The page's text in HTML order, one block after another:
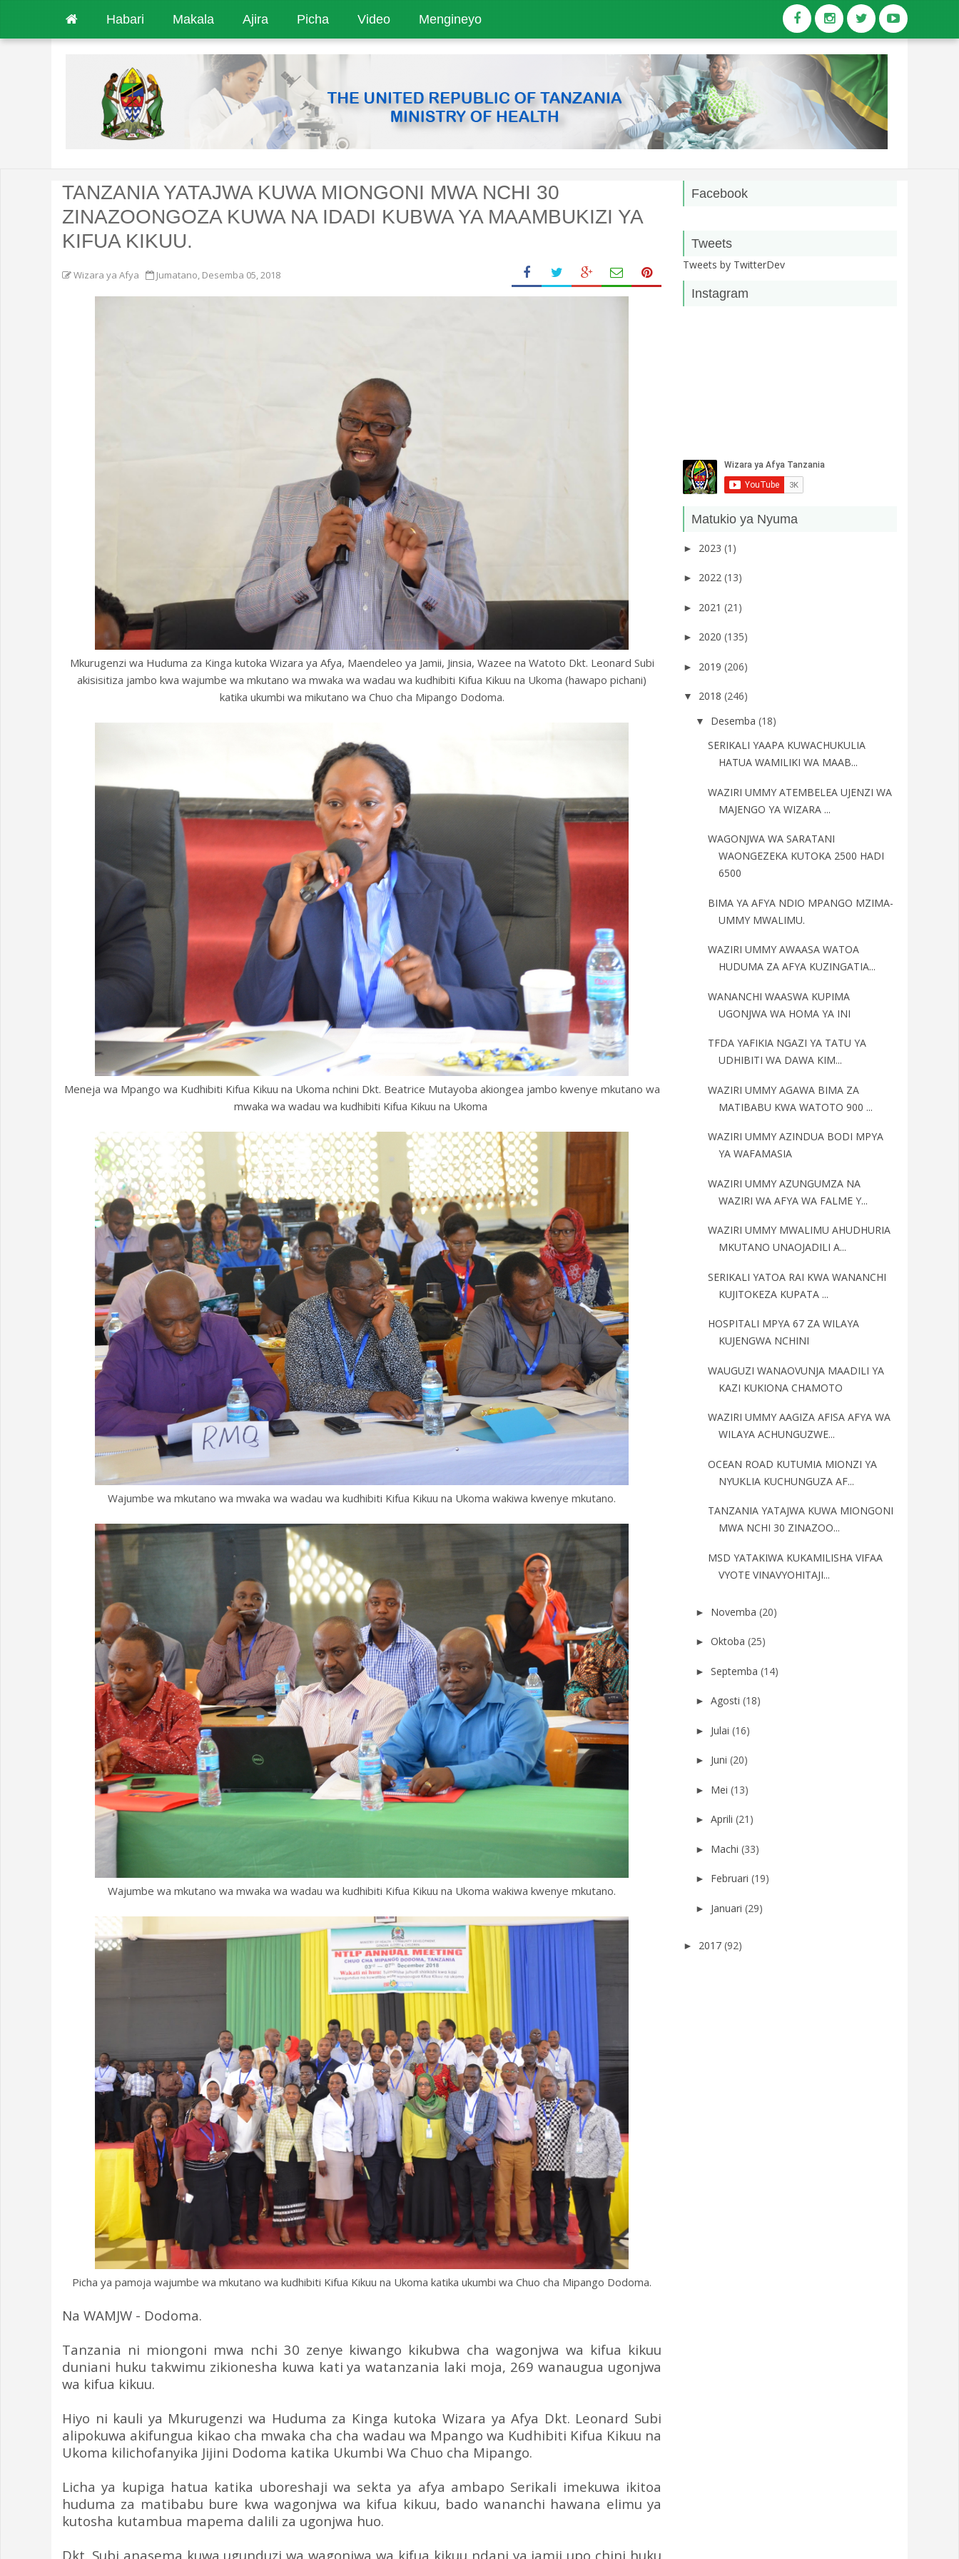
Habari Makala Ajira Picha Video Mengineyo
TANZANIA YATAJWA KUWA MIONGONI MWA NCHI 30
ZINAZOONGOZA KUWA NA IDADI KUBWA YA MAAMBUKIZI YA
KIFUA KIKUU.
Wizara ya Afya Jumatano, Desemba 05, 2018
Mkurugenzi wa Huduma za Kinga kutoka Wizara ya Afya, Maendeleo ya Jamii, Jinsia, Wazee na Watoto Dkt. Leonard Subi
akisisitiza jambo kwa wajumbe wa mkutano wa mwaka wa wadau wa kudhibiti Kifua Kikuu na Ukoma (hawapo pichani)
katika ukumbi wa mikutano wa Chuo cha Mipango Dodoma.
Meneja wa Mpango wa Kudhibiti Kifua Kikuu na Ukoma nchini Dkt. Beatrice Mutayoba akiongea jambo kwenye mkutano wa
mwaka wa wadau wa kudhibiti Kifua Kikuu na Ukoma
Wajumbe wa mkutano wa mwaka wa wadau wa kudhibiti Kifua Kikuu na Ukoma wakiwa kwenye mkutano.
Wajumbe wa mkutano wa mwaka wa wadau wa kudhibiti Kifua Kikuu na Ukoma wakiwa kwenye mkutano.
Picha ya pamoja wajumbe wa mkutano wa kudhibiti Kifua Kikuu na Ukoma katika ukumbi wa Chuo cha Mipango Dodoma.
Na WAMJW - Dodoma.
Tanzania ni miongoni mwa nchi 30 zenye kiwango kikubwa cha wagonjwa wa kifua kikuu
duniani huku takwimu zikionesha kuwa kati ya watanzania laki moja, 269 wanaugua ugonjwa
wa kifua kikuu.
Hiyo ni kauli ya Mkurugenzi wa Huduma za Kinga kutoka Wizara ya Afya Dkt. Leonard Subi
alipokuwa akifungua kikao cha mwaka cha cha wadau wa Mpango wa Kudhibiti Kifua Kikuu na
Ukoma kilichofanyika Jijini Dodoma katika Ukumbi Wa Chuo cha Mipango.
Licha ya kupiga hatua katika uboreshaji wa sekta ya afya ambapo Serikali imekuwa ikitoa
huduma za matibabu bure kwa wagonjwa wa kifua kikuu, bado wananchi hawana elimu ya
kutosha kutambua mapema dalili za ugonjwa huo.
Dkt. Subi anasema kuwa ugunduzi wa wagonjwa wa kifua kikuu ndani ya jamii upo chini huku
Facebook
Tweets
Tweets by TwitterDev
Instagram
Matukio ya Nyuma
► 2023 (1)
► 2022 (13)
► 2021 (21)
► 2020 (135)
► 2019 (206)
▼ 2018 (246)
▼ Desemba (18)
SERIKALI YAAPA KUWACHUKULIA
HATUA WAMILIKI WA MAAB...
WAZIRI UMMY ATEMBELEA UJENZI WA
MAJENGO YA WIZARA ...
WAGONJWA WA SARATANI
WAONGEZEKA KUTOKA 2500 HADI
6500
BIMA YA AFYA NDIO MPANGO MZIMA-
UMMY MWALIMU.
WAZIRI UMMY AWAASA WATOA
HUDUMA ZA AFYA KUZINGATIA...
WANANCHI WAASWA KUPIMA
UGONJWA WA HOMA YA INI
TFDA YAFIKIA NGAZI YA TATU YA
UDHIBITI WA DAWA KIM...
WAZIRI UMMY AGAWA BIMA ZA
MATIBABU KWA WATOTO 900 ...
WAZIRI UMMY AZINDUA BODI MPYA
YA WAFAMASIA
WAZIRI UMMY AZUNGUMZA NA
WAZIRI WA AFYA WA FALME Y...
WAZIRI UMMY MWALIMU AHUDHURIA
MKUTANO UNAOJADILI A...
SERIKALI YATOA RAI KWA WANANCHI
KUJITOKEZA KUPATA ...
HOSPITALI MPYA 67 ZA WILAYA
KUJENGWA NCHINI
WAUGUZI WANAOVUNJA MAADILI YA
KAZI KUKIONA CHAMOTO
WAZIRI UMMY AAGIZA AFISA AFYA WA
WILAYA ACHUNGUZWE...
OCEAN ROAD KUTUMIA MIONZI YA
NYUKLIA KUCHUNGUZA AF...
TANZANIA YATAJWA KUWA MIONGONI
MWA NCHI 30 ZINAZOO...
MSD YATAKIWA KUKAMILISHA VIFAA
VYOTE VINAVYOHITAJI...
► Novemba (20)
► Oktoba (25)
► Septemba (14)
► Agosti (18)
► Julai (16)
► Juni (20)
► Mei (13)
► Aprili (21)
► Machi (33)
► Februari (19)
► Januari (29)
► 2017 (92)